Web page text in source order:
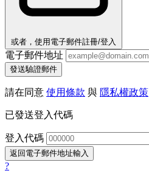
或者，使用電子郵件註冊/登入
電子郵件地址
發送驗證郵件
請在同意 使用條款 與 隱私權政策
已發送登入代碼
登入代碼
返回電子郵件地址輸入
?